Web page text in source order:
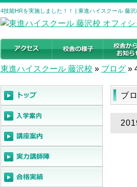
4技能HRを実施しました！！ | 東進ハイスクール 藤
東進ハイスクール 藤沢校 » ブログ »
ブ